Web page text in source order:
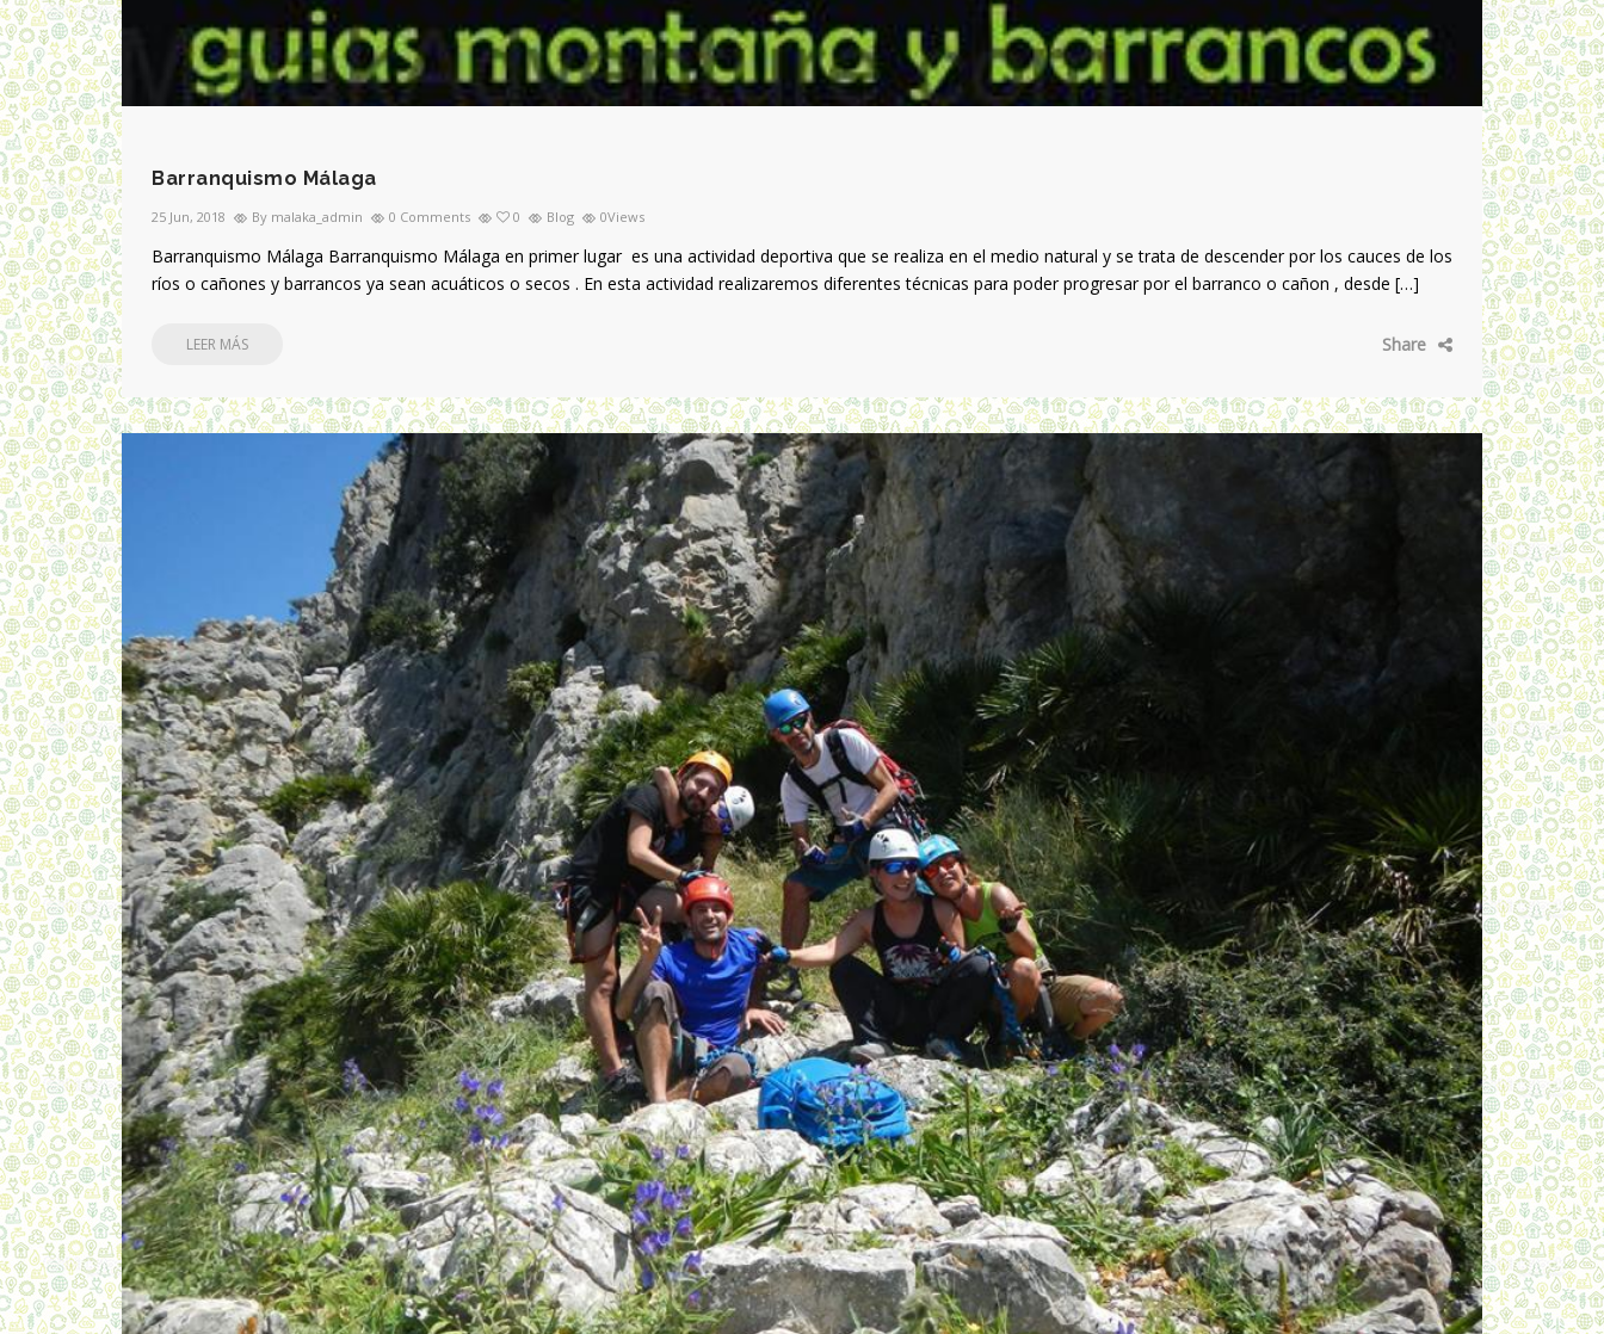
Barranquismo Málaga
25 Jun, 2018 By malaka_admin 0 Comments 0 Blog 0Views
Barranquismo Málaga Barranquismo Málaga en primer lugar es una actividad deportiva que se realiza en el medio natural y se trata de descender por los cauces de los
ríos o cañones y barrancos ya sean acuáticos o secos . En esta actividad realizaremos diferentes técnicas para poder progresar por el barranco o cañon , desde […]
Share
LEER MÁS